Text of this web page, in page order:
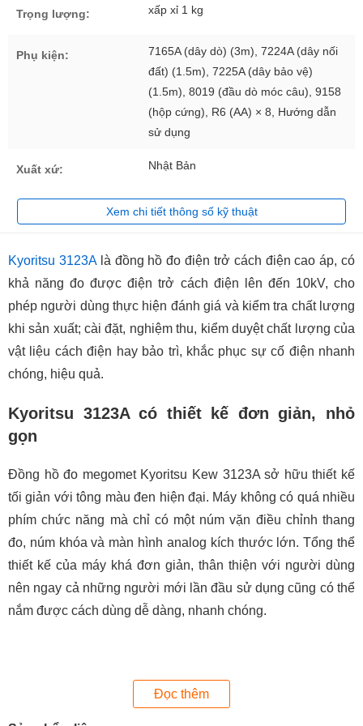
Trọng lượng: xấp xỉ 1 kg
Phụ kiện:
7165A (dây dò) (3m), 7224A (dây nối
đất) (1.5m), 7225A (dây bảo vệ)
(1.5m), 8019 (đầu dò móc câu), 9158
(hộp cứng), R6 (AA) × 8, Hướng dẫn
sử dụng
Xuất xứ: Nhật Bản
Xem chi tiết thông số kỹ thuật
Kyoritsu 3123Alà đồng hồ đo điện trở cách điện cao áp, có
khả năng đo được điện trở cách điện lên đến 10kV, cho
phép người dùng thực hiện đánh giá và kiểm tra chất lượng
khi sản xuất; cài đặt, nghiệm thu, kiểm duyệt chất lượng của
vật liệu cách điện hay bảo trì, khắc phục sự cố điện nhanh
chóng, hiệu quả.
Kyoritsu 3123A có thiết kế đơn giản, nhỏ
gọn
Đồng hồ đo megomet Kyoritsu Kew 3123A sở hữu thiết kế
tối giản với tông màu đen hiện đại. Máy không có quá nhiều
phím chức năng mà chỉ có một núm vặn điều chỉnh thang
đo, núm khóa và màn hình analog kích thước lớn. Tổng thể
thiết kế của máy khá đơn giản, thân thiện với người dùng
nên ngay cả những người mới lần đầu sử dụng cũng có thể
nắm được cách dùng dễ dàng, nhanh chóng.
Đọc thêm